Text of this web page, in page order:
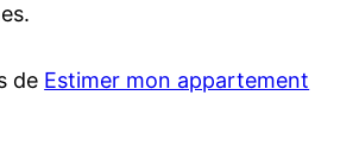
de Estimer mon appartement